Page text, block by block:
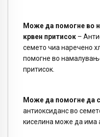
Може да помогне во
крвен притисок –
семето чиа наречено
помогне во
притисок.
Може да помогне да
антиоксиданс во
киселина може да има